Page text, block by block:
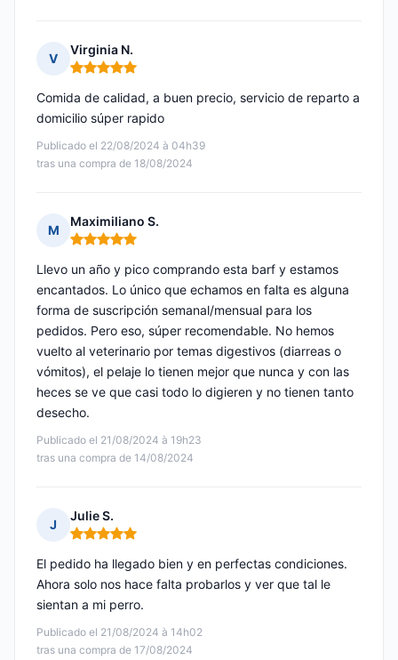
V
Virginia N.
Nota: 5 de 5
Publicado el 22/08/2024 à 04h39
tras una compra de 18/08/2024
Comida de calidad, a buen precio, servicio de reparto a
domicilio súper rapido
M
Maximiliano S.
Nota: 5 de 5
Publicado el 21/08/2024 à 19h23
tras una compra de 14/08/2024
Llevo un año y pico comprando esta barf y estamos
encantados. Lo único que echamos en falta es alguna
forma de suscripción semanal/mensual para los
pedidos. Pero eso, súper recomendable. No hemos
vuelto al veterinario por temas digestivos (diarreas o
vómitos), el pelaje lo tienen mejor que nunca y con las
heces se ve que casi todo lo digieren y no tienen tanto
desecho.
J
Julie S.
Nota: 5 de 5
Publicado el 21/08/2024 à 14h02
tras una compra de 17/08/2024
El pedido ha llegado bien y en perfectas condiciones.
Ahora solo nos hace falta probarlos y ver que tal le
sientan a mi perro.